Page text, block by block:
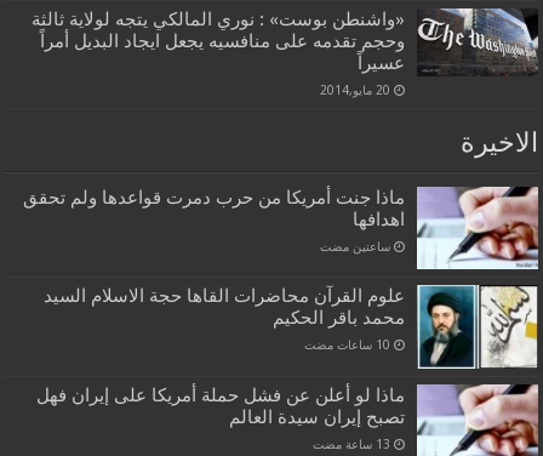
«واشنطن بوست» : نوري المالكي يتجه لولاية ثالثة
وحجم تقدمه على منافسيه يجعل ايجاد البديل أمراً
عسيراً
20 مايو,2014
الاخيرة
ماذا جنت أمريكا من حرب دمرت قواعدها ولم تحقق
اهدافها
‏ساعتين مضت
علوم القرآن محاضرات القاها حجة الاسلام السيد
محمد باقر الحكيم
ماذا لو أعلن عن فشل حملة أمريكا على إيران فهل
تصبح إيران سيدة العالم